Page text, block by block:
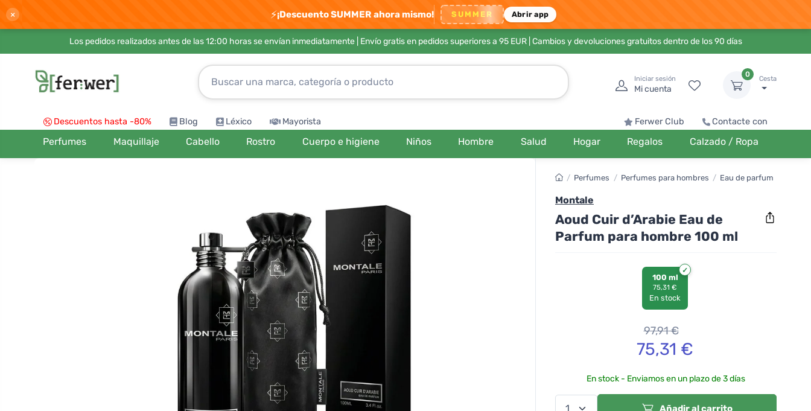
× ⚡¡Descuento SUMMER ahora mismo! SUMMER Abrir app
Los pedidos realizados antes de las 12:00 horas se envían inmediatamente | Envío gratis en pedidos superiores a 95 EUR| Cambios y devoluciones gratuitos dentro de los 90 días
Iniciar sesión
Mi cuenta
0
Cesta
Descuentos hasta -80% Blog Léxico Mayorista Ferwer Club Contacte con
Perfumes Maquillaje Cabello Rostro Cuerpo e higiene Niños Hombre Salud Hogar Regalos Calzado / Ropa
/ Perfumes / Perfumes para hombres / Eau de parfum
Montale
Aoud Cuir d’Arabie Eau de
Parfum para hombre 100 ml
100 ml
75,31 €
En stock
97,91€
75,31 €
En stock - Enviamos en un plazo de 3 días
Añadir al carrito